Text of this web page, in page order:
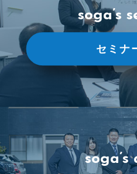
soga’s
セミナ